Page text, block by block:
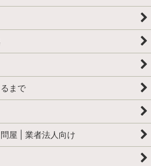
まで
屋 | 業者法人向け